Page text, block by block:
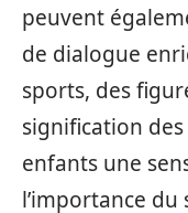
peuvent
de dialogue
sports, des
signification
enfants une
l’importance